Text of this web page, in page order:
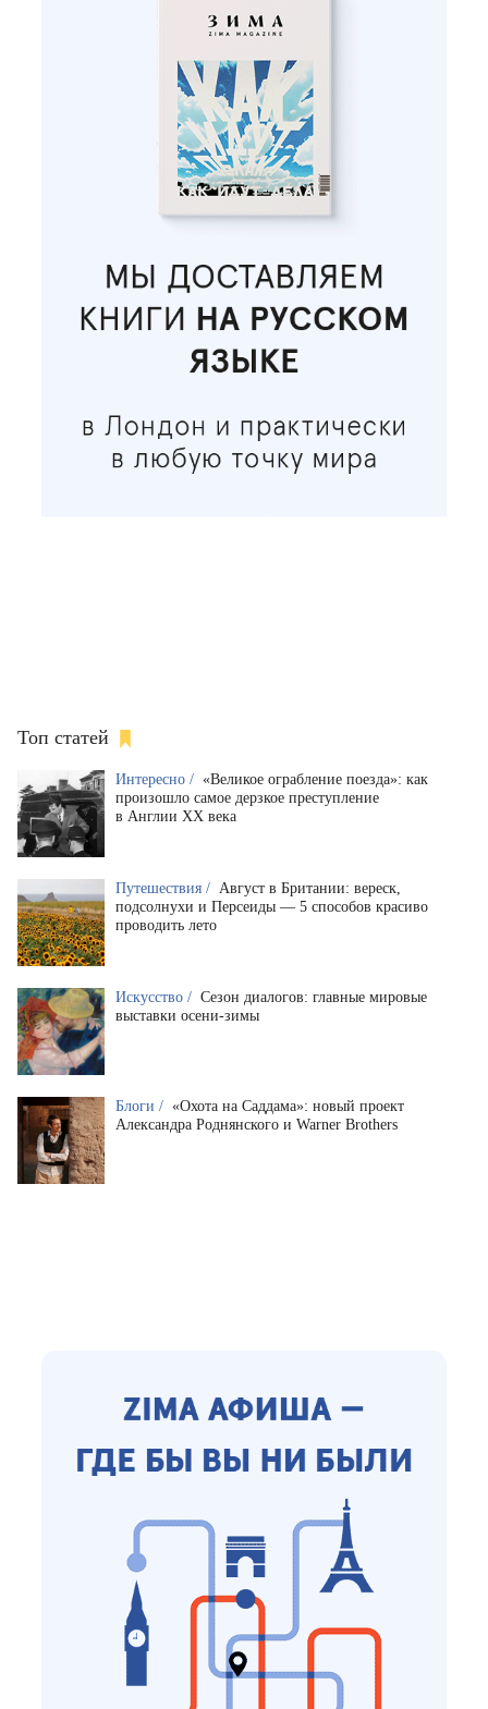
Топ статей
Интересно / «Великое ограбление поезда»: как
произошло самое дерзкое преступление
в Англии XX века
Путешествия / Август в Британии: вереск,
подсолнухи и Персеиды — 5 способов красиво
проводить лето
Искусство / Сезон диалогов: главные мировые
выставки осени-зимы
Блоги / «Охота на Саддама»: новый проект
Александра Роднянского и Warner Brothers